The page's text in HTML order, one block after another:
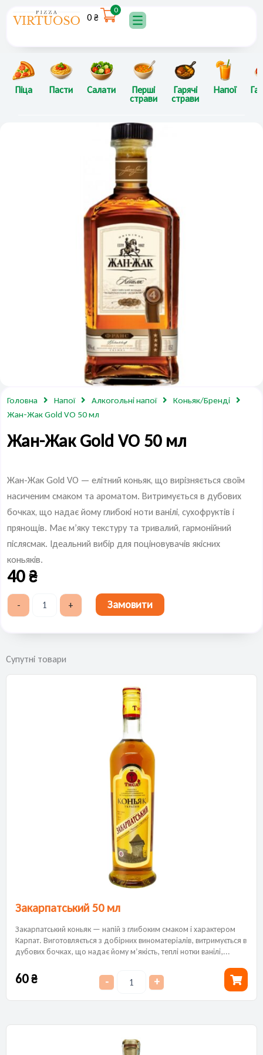
0₴
0
Піца Пасти Салати Перші
страви
Гарячі
страви
Напої
Головна Напої Алкогольні напої
Коньяк/Бренді
Жан-Жак Gold VO 50 мл
Жан-Жак Gold VO 50 мл
Жан-Жак Gold VO — елітний коньяк, що вирізняється своїм
насиченим смаком та ароматом. Витримується в дубових
бочках, що надає йому глибокі ноти ванілі, сухофруктів і
прянощів. Має м’яку текстуру та тривалий, гармонійний
післясмак. Ідеальний вибір для поціновувачів якісних
коньяків.
-
Жан-
Жак
VO
мл
+ Замовити
40₴
Супутні товари
Закарпатський 50 мл
Закарпатський коньяк — напій з глибоким смаком і характером
Карпат. Виготовляється з добірних виноматеріалів, витримується в
дубових бочках, що надає йому м’якість, теплі нотки ванілі,...
60₴ - +